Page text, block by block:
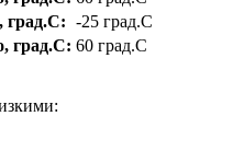
град.C: -25 град.C
град.C: 60 град.C